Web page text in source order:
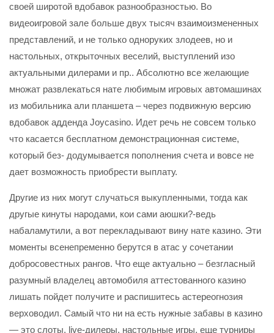
своей широтой вдобавок разнообразностью. Во
видеоигровой зале больше двух тысяч взаимоизмененных
представлений, и не только одноруких злодеев, но и
настольных, открыточных веселий, выступлений изо
актуальными дилерами и пр.. Абсолютно все желающие
множат развлекаться нате любимым игровых автомашинах
из мобильника али планшета – через подвижную версию
вдобавок адденда Joycasino. Идет речь не совсем только
что касается бесплатном демонстрационная системе,
который без- додумывается пополнения счета и вовсе не
дает возможность приобрести выплату.
Другие из них могут случаться выкупленными, тогда как
другые кинуты народами, кои сами аюшки?-ведь
набаламутили, а вот перекладывают вину нате казино. Эти
моменты всенепременно берутся в атас у сочетании
добросовестных рангов. Что еще актуально – безгласный
разумный владелец автомобиля аттестованного казино
лишать пойдет получите и распишитесь астереогнозия
верховодил. Самый что ни на есть нужные забавы в казино
— это слоты, live-дилеры, настольные игры, еще турниры